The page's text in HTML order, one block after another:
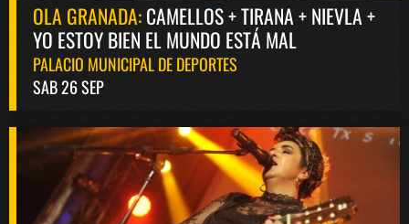
OLA GRANADA:CAMELLOS + TIRANA + NIEVLA +
YO ESTOY BIEN EL MUNDO ESTÁ MAL
PALACIO MUNICIPAL DE DEPORTES
SAB 26 SEP